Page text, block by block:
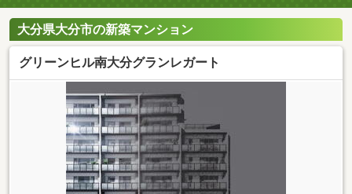
大分県大分市の新築マンション
グリーンヒル南大分グランレガート